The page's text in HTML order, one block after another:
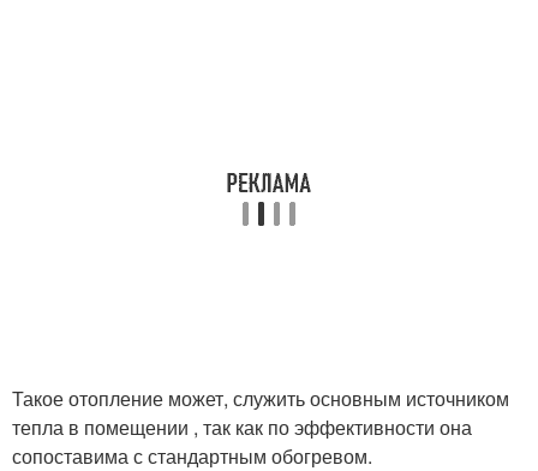
Такое отопление может, служить основным источником
тепла в помещении , так как по эффективности она
сопоставима с стандартным обогревом.